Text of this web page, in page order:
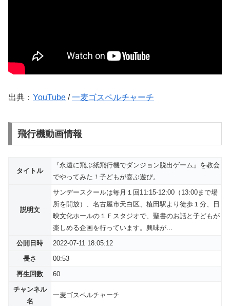
出典： YouTube /一麦ゴスペルチャーチ
飛行機動画情報
タイトル
『永遠に飛ぶ紙飛行機でダンジョン脱出ゲーム』を教会
でやってみた！子どもが喜ぶ遊び。
説明文
サンデースクールは毎月１回11:15-12:00（13:00まで場
所を開放）、名古屋市天白区、植田駅より徒歩１分、日
映文化ホールの１Ｆスタジオで、聖書のお話と子どもが
楽しめる企画を行っています。興味が...
公開日時
2022-07-11 18:05:12
長さ
00:53
再生回数
60
チャンネル
名
一麦ゴスペルチャーチ